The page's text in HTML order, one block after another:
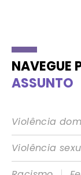
NAVEGUE
ASSUNTO
Violência
Violência